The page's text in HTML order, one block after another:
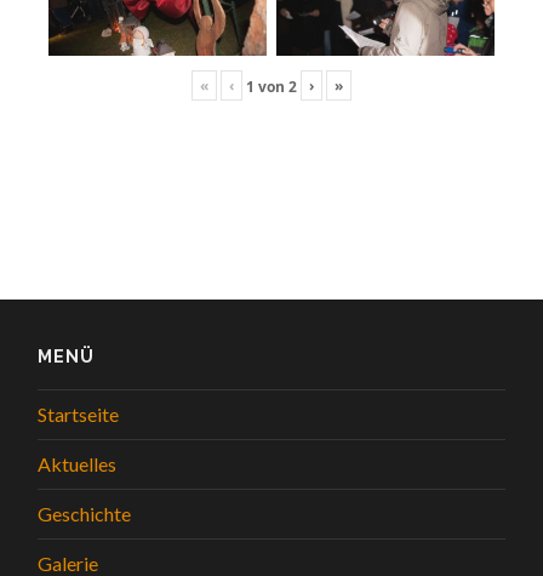
« ‹ 1 von 2 › »
MENÜ
Startseite
Aktuelles
Geschichte
Galerie